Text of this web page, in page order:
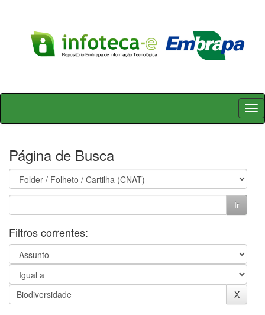
Skip
Página de Busca
Filtros correntes: